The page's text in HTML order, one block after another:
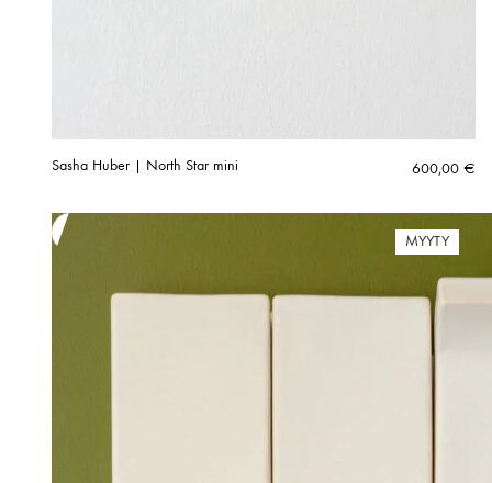
Sasha Huber | North Star mini 600,00 €
MYYTY